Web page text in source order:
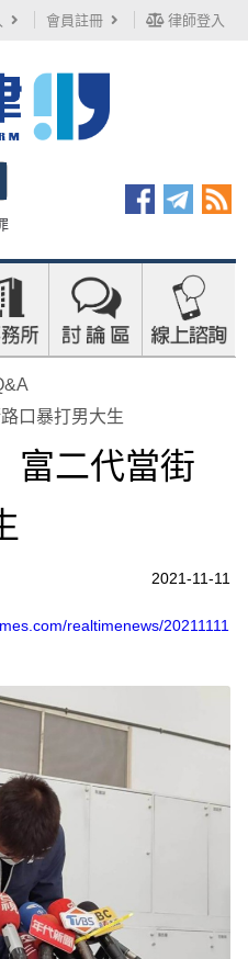
會員註冊 律師登入
口暴打男大生
富二代當街
2021-11-11
realtimenews/20211111